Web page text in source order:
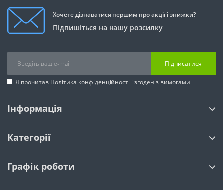
Хочете дізнаватися першим про акції і знижки?
Підпишіться на нашу розсилку
Підписатися
Я прочитав Політика конфіденційності і згоден з вимогами
Інформація
Категорії
Графік роботи